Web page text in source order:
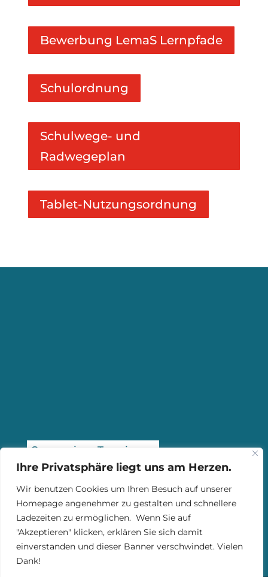
Ihre Privatsphäre liegt uns am Herzen.
Wir benutzen Cookies um Ihren Besuch auf unserer
Homepage angenehmer zu gestalten und schnellere
Ladezeiten zu ermöglichen. Wenn Sie auf
"Akzeptieren" klicken, erklären Sie sich damit
einverstanden und dieser Banner verschwindet. Vielen
Dank!
Bewerbung LemaS Lernpfade
Schulordnung
Schulwege- und
Radwegeplan
Tablet-Nutzungsordnung
Gymnasium Trossingen
Hangenstraße 52
78647 Trossingen
Telefon: 07425 25340
Fax: 07425 25350
info@gt-schule.de